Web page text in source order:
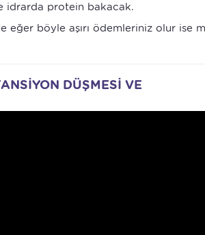
idrarda protein bakacak.
böyle aşırı ödemleriniz olur ise
DÜŞMESİ VE